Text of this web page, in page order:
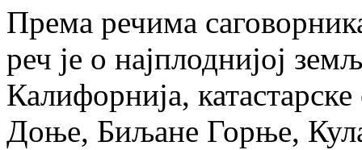
Према речима
реч је о најплоднијој
Калифорнија,
Доње, Биљане Горње,